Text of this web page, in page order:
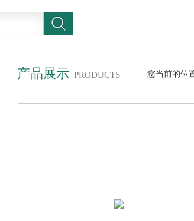
产品展示 PRODUCTS 您当前的位